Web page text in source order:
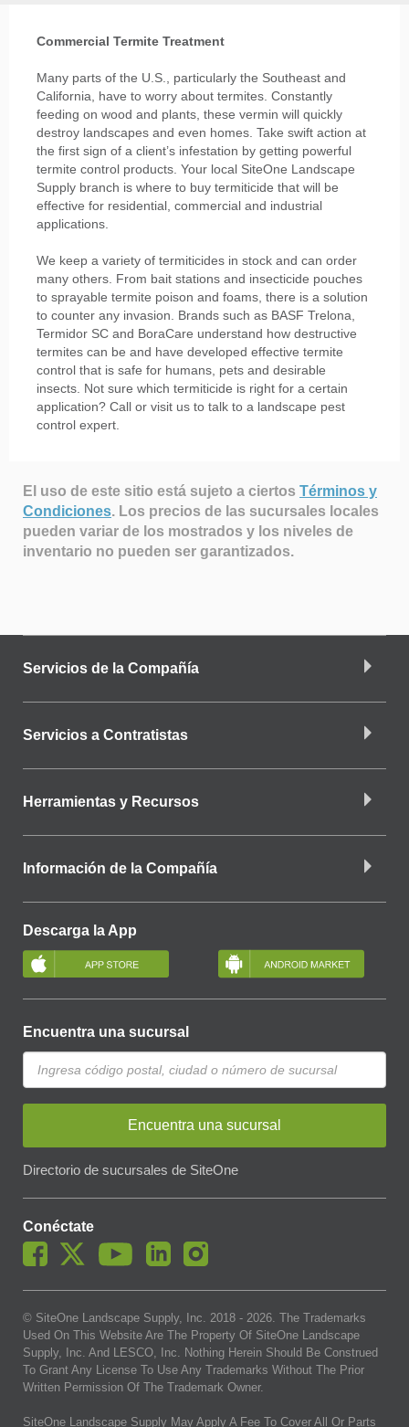
Commercial Termite Treatment
Many parts of the U.S., particularly the Southeast and
California, have to worry about termites. Constantly
feeding on wood and plants, these vermin will quickly
destroy landscapes and even homes. Take swift action at
the first sign of a client’s infestation by getting powerful
termite control products. Your local SiteOne Landscape
Supply branch is where to buy termiticide that will be
effective for residential, commercial and industrial
applications.
We keep a variety of termiticides in stock and can order
many others. From bait stations and insecticide pouches
to sprayable termite poison and foams, there is a solution
to counter any invasion. Brands such as BASF Trelona,
Termidor SC and BoraCare understand how destructive
termites can be and have developed effective termite
control that is safe for humans, pets and desirable
insects. Not sure which termiticide is right for a certain
application? Call or visit us to talk to a landscape pest
control expert.
El uso de este sitio está sujeto a ciertos Términos y
Condiciones. Los precios de las sucursales locales
pueden variar de los mostrados y los niveles de
inventario no pueden ser garantizados.
Servicios de la Compañía
Servicios a Contratistas
Herramientas y Recursos
Información de la Compañía
Descarga la App
Encuentra una sucursal
Encuentra una sucursal
Directorio de sucursales de SiteOne
Conéctate
© SiteOne Landscape Supply, Inc. 2018 - 2026 . The Trademarks
Used On This Website Are The Property Of SiteOne Landscape
Supply, Inc. And LESCO, Inc. Nothing Herein Should Be Construed
To Grant Any License To Use Any Trademarks Without The Prior
Written Permission Of The Trademark Owner.
SiteOne Landscape Supply May Apply A Fee To Cover All Or Parts